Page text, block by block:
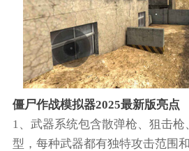
僵尸作战模拟器2025最新版亮点
1、武器系统包含散弹枪、狙击
型，每种武器都有独特攻击范围